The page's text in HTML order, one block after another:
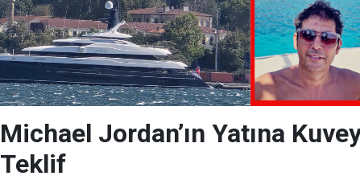
Michael Jordan’ın Yatına
Teklif